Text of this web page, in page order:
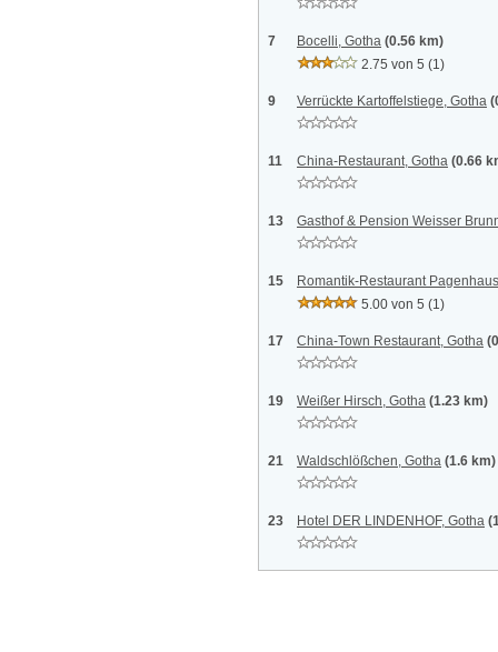
7 Bocelli, Gotha (0.56 km)
2.75 von 5 (1)
9 Verrückte Kartoffelstiege, Gotha
11 China-Restaurant, Gotha (0.66
13 Gasthof & Pension Weisser
15
Romantik-Restaurant
5.00 von 5 (1)
17 China-Town Restaurant, Gotha
19 Weißer Hirsch, Gotha (1.23 km)
21 Waldschlößchen, Gotha (1.6 km)
23 Hotel DER LINDENHOF, Gotha